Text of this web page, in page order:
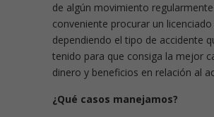
de algún movimiento
conveniente procurar un licenciado
dependiendo el tipo de accidente
tenido para que consiga la mejor
dinero y beneficios en relación al
¿Qué casos manejamos?